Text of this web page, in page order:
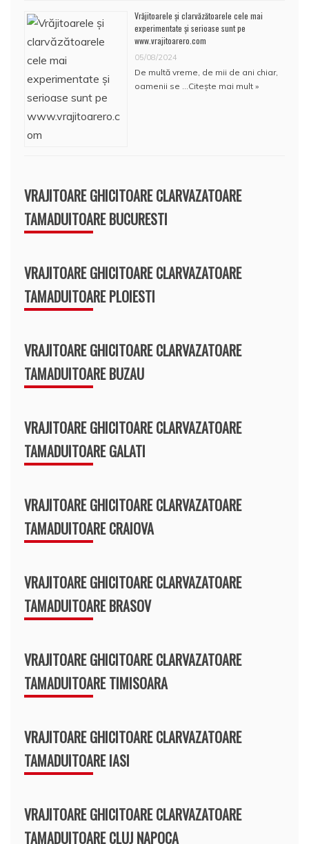
Vrăjitoarele și clarvăzătoarele cele mai
experimentate și serioase sunt pe
www.vrajitoarero.com
05/08/2024
De multă vreme, de mii de ani chiar,
oamenii se …Citește mai mult »
VRAJITOARE GHICITOARE CLARVAZATOARE
TAMADUITOARE BUCURESTI
VRAJITOARE GHICITOARE CLARVAZATOARE
TAMADUITOARE PLOIESTI
VRAJITOARE GHICITOARE CLARVAZATOARE
TAMADUITOARE BUZAU
VRAJITOARE GHICITOARE CLARVAZATOARE
TAMADUITOARE GALATI
VRAJITOARE GHICITOARE CLARVAZATOARE
TAMADUITOARE CRAIOVA
VRAJITOARE GHICITOARE CLARVAZATOARE
TAMADUITOARE BRASOV
VRAJITOARE GHICITOARE CLARVAZATOARE
TAMADUITOARE TIMISOARA
VRAJITOARE GHICITOARE CLARVAZATOARE
TAMADUITOARE IASI
VRAJITOARE GHICITOARE CLARVAZATOARE
TAMADUITOARE CLUJ NAPOCA